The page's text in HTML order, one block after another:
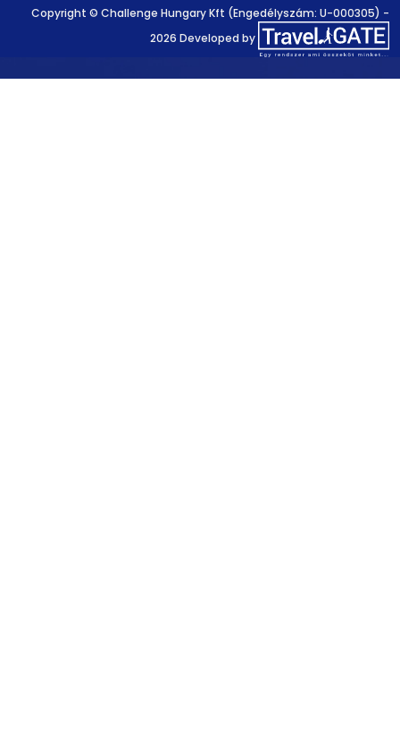
Copyright
Copyright © Challenge Hungary Kft (Engedélyszám: U-000305) -
2026 Developed by